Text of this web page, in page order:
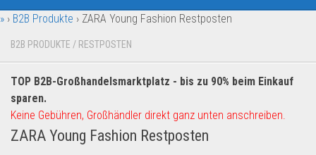
Garten & Werkzeug
Geschäft, Büro & Schreibwaren
Geschenkartikel
Handy und Smartphone
Kosmetik & Pflege
» › B2B Produkte › ZARA Young Fashion Restposten
B2B PRODUKTE / RESTPOSTEN
TOP B2B-Großhandelsmarktplatz - bis zu 90% beim Einkauf
sparen.
Keine Gebühren, Großhändler direkt ganz unten anschreiben.
ZARA Young Fashion Restposten